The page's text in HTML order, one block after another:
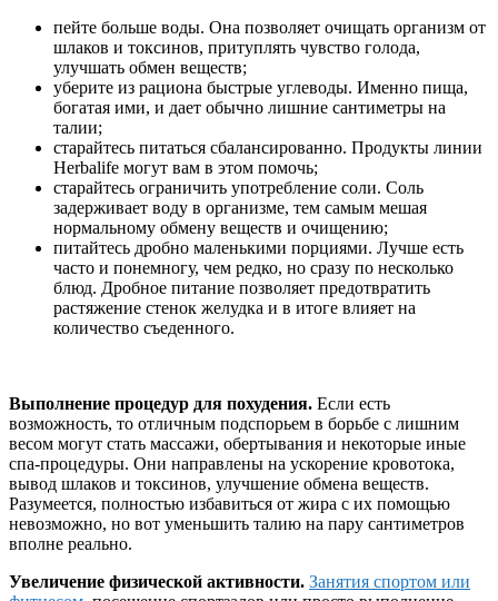
пейте больше воды. Она позволяет очищать организм от
шлаков и токсинов, притуплять чувство голода,
улучшать обмен веществ;
уберите из рациона быстрые углеводы. Именно пища,
богатая ими, и дает обычно лишние сантиметры на
талии;
старайтесь питаться сбалансированно. Продукты линии
Herbalife могут вам в этом помочь;
старайтесь ограничить употребление соли. Соль
задерживает воду в организме, тем самым мешая
нормальному обмену веществ и очищению;
питайтесь дробно маленькими порциями. Лучше есть
часто и понемногу, чем редко, но сразу по несколько
блюд. Дробное питание позволяет предотвратить
растяжение стенок желудка и в итоге влияет на
количество съеденного.
Выполнение процедур для похудения. Если есть
возможность, то отличным подспорьем в борьбе с лишним
весом могут стать массажи, обертывания и некоторые иные
спа-процедуры. Они направлены на ускорение кровотока,
вывод шлаков и токсинов, улучшение обмена веществ.
Разумеется, полностью избавиться от жира с их помощью
невозможно, но вот уменьшить талию на пару сантиметров
вполне реально.
Увеличение физической активности. Занятия спортом или